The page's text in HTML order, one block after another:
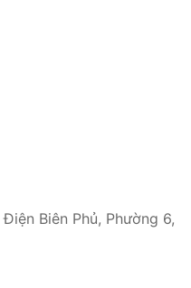
Điện Biên Phủ, Phường 6,